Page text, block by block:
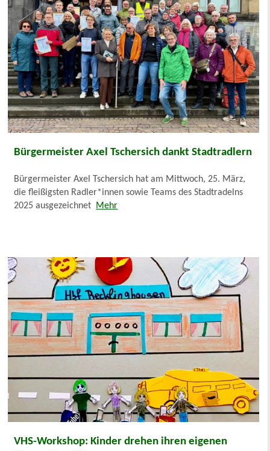
Bürgermeister Axel Tschersich dankt Stadtradlern
Bürgermeister Axel Tschersich hat am Mittwoch, 25. März,
die fleißigsten Radler*innen sowie Teams des Stadtradelns
2025 ausgezeichnet Mehr
VHS-Workshop: Kinder drehen ihren eigenen